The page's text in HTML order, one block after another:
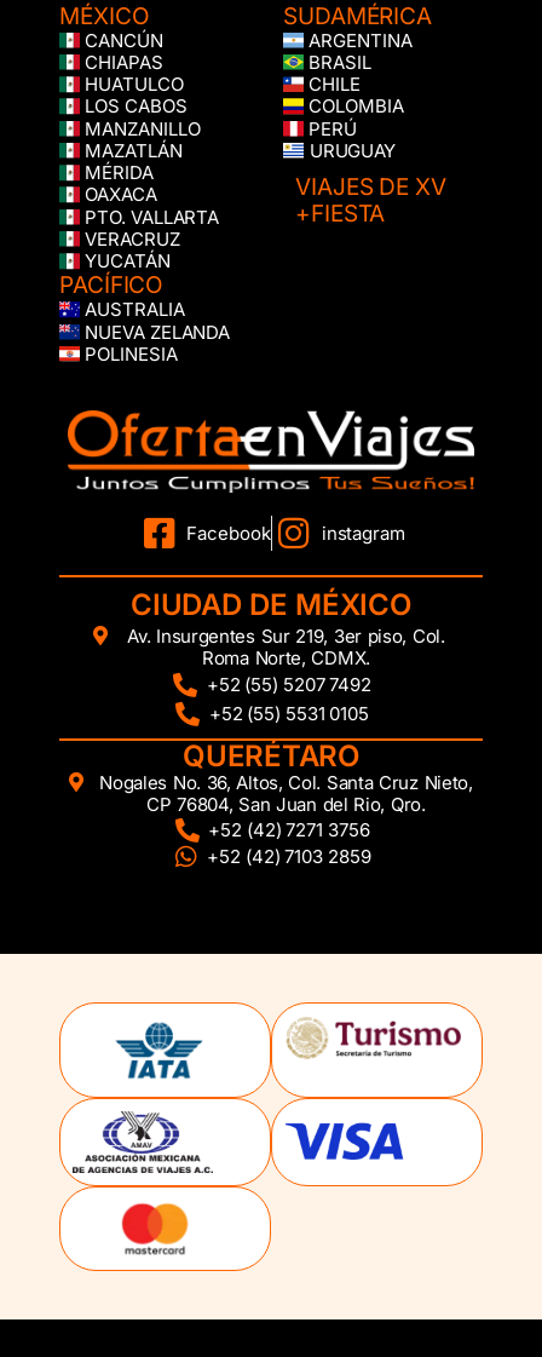
MÉXICO
CANCÚN
CHIAPAS
HUATULCO
LOS CABOS
MANZANILLO
MAZATLÁN
MÉRIDA
OAXACA
PTO. VALLARTA
VERACRUZ
YUCATÁN
PACÍFICO
AUSTRALIA
NUEVA ZELANDA
POLINESIA
SUDAMÉRICA
ARGENTINA
BRASIL
CHILE
COLOMBIA
PERÚ
URUGUAY
VIAJES DE XV
+FIESTA
Facebook instagram
CIUDAD DE MÉXICO
Av. Insurgentes Sur 219, 3er piso, Col.
Roma Norte, CDMX.
+52 (55) 5207 7492
+52 (55) 5531 0105
QUERÉTARO
Nogales No. 36, Altos, Col. Santa Cruz Nieto,
CP 76804, San Juan del Rio, Qro.
+52 (42) 7271 3756
+52 (42) 7103 2859